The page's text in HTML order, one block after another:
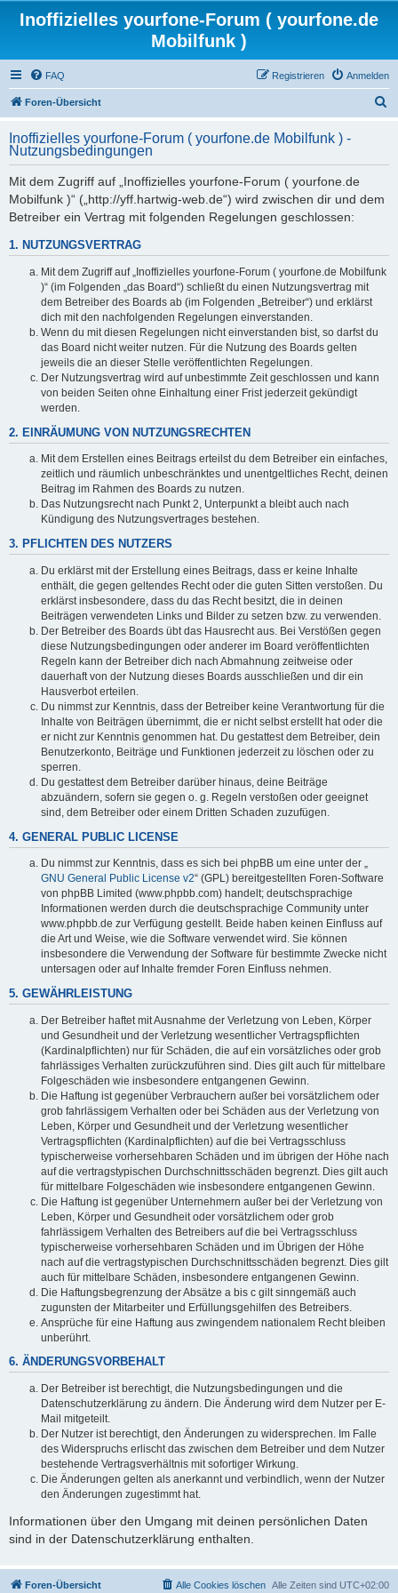
Inoffizielles yourfone-Forum ( yourfone.de
Mobilfunk )
FAQ Anmelden
Registrieren
Foren-Übersicht
h
Inoffizielles yourfone-Forum ( yourfone.de Mobilfunk ) -
Nutzungsbedingungen
Mit dem Zugriff auf „Inoffizielles yourfone-Forum ( yourfone.de
Mobilfunk )“ („http://yff.hartwig-web.de“) wird zwischen dir und dem
Betreiber ein Vertrag mit folgenden Regelungen geschlossen:
1. NUTZUNGSVERTRAG
Mit dem Zugriff auf „Inoffizielles yourfone-Forum ( yourfone.de Mobilfunk
)“ (im Folgenden „das Board“) schließt du einen Nutzungsvertrag mit
dem Betreiber des Boards ab (im Folgenden „Betreiber“) und erklärst
dich mit den nachfolgenden Regelungen einverstanden.
Wenn du mit diesen Regelungen nicht einverstanden bist, so darfst du
das Board nicht weiter nutzen. Für die Nutzung des Boards gelten
jeweils die an dieser Stelle veröffentlichten Regelungen.
Der Nutzungsvertrag wird auf unbestimmte Zeit geschlossen und kann
von beiden Seiten ohne Einhaltung einer Frist jederzeit gekündigt
werden.
2. EINRÄUMUNG VON NUTZUNGSRECHTEN
Mit dem Erstellen eines Beitrags erteilst du dem Betreiber ein einfaches,
zeitlich und räumlich unbeschränktes und unentgeltliches Recht, deinen
Beitrag im Rahmen des Boards zu nutzen.
Das Nutzungsrecht nach Punkt 2, Unterpunkt a bleibt auch nach
Kündigung des Nutzungsvertrages bestehen.
3. PFLICHTEN DES NUTZERS
Du erklärst mit der Erstellung eines Beitrags, dass er keine Inhalte
enthält, die gegen geltendes Recht oder die guten Sitten verstoßen. Du
erklärst insbesondere, dass du das Recht besitzt, die in deinen
Beiträgen verwendeten Links und Bilder zu setzen bzw. zu verwenden.
Der Betreiber des Boards übt das Hausrecht aus. Bei Verstößen gegen
diese Nutzungsbedingungen oder anderer im Board veröffentlichten
Regeln kann der Betreiber dich nach Abmahnung zeitweise oder
dauerhaft von der Nutzung dieses Boards ausschließen und dir ein
Hausverbot erteilen.
Du nimmst zur Kenntnis, dass der Betreiber keine Verantwortung für die
Inhalte von Beiträgen übernimmt, die er nicht selbst erstellt hat oder die
er nicht zur Kenntnis genommen hat. Du gestattest dem Betreiber, dein
Benutzerkonto, Beiträge und Funktionen jederzeit zu löschen oder zu
sperren.
Du gestattest dem Betreiber darüber hinaus, deine Beiträge
abzuändern, sofern sie gegen o. g. Regeln verstoßen oder geeignet
sind, dem Betreiber oder einem Dritten Schaden zuzufügen.
4. GENERAL PUBLIC LICENSE
Du nimmst zur Kenntnis, dass es sich bei phpBB um eine unter der „
GNU General Public License v2“ (GPL) bereitgestellten Foren-Software
von phpBB Limited (www.phpbb.com) handelt; deutschsprachige
Informationen werden durch die deutschsprachige Community unter
www.phpbb.de zur Verfügung gestellt. Beide haben keinen Einfluss auf
die Art und Weise, wie die Software verwendet wird. Sie können
insbesondere die Verwendung der Software für bestimmte Zwecke nicht
untersagen oder auf Inhalte fremder Foren Einfluss nehmen.
5. GEWÄHRLEISTUNG
Der Betreiber haftet mit Ausnahme der Verletzung von Leben, Körper
und Gesundheit und der Verletzung wesentlicher Vertragspflichten
(Kardinalpflichten) nur für Schäden, die auf ein vorsätzliches oder grob
fahrlässiges Verhalten zurückzuführen sind. Dies gilt auch für mittelbare
Folgeschäden wie insbesondere entgangenen Gewinn.
Die Haftung ist gegenüber Verbrauchern außer bei vorsätzlichem oder
grob fahrlässigem Verhalten oder bei Schäden aus der Verletzung von
Leben, Körper und Gesundheit und der Verletzung wesentlicher
Vertragspflichten (Kardinalpflichten) auf die bei Vertragsschluss
typischerweise vorhersehbaren Schäden und im übrigen der Höhe nach
auf die vertragstypischen Durchschnittsschäden begrenzt. Dies gilt auch
für mittelbare Folgeschäden wie insbesondere entgangenen Gewinn.
Die Haftung ist gegenüber Unternehmern außer bei der Verletzung von
Leben, Körper und Gesundheit oder vorsätzlichem oder grob
fahrlässigem Verhalten des Betreibers auf die bei Vertragsschluss
typischerweise vorhersehbaren Schäden und im Übrigen der Höhe
nach auf die vertragstypischen Durchschnittsschäden begrenzt. Dies gilt
auch für mittelbare Schäden, insbesondere entgangenen Gewinn.
Die Haftungsbegrenzung der Absätze a bis c gilt sinngemäß auch
zugunsten der Mitarbeiter und Erfüllungsgehilfen des Betreibers.
Ansprüche für eine Haftung aus zwingendem nationalem Recht bleiben
unberührt.
6. ÄNDERUNGSVORBEHALT
Der Betreiber ist berechtigt, die Nutzungsbedingungen und die
Datenschutzerklärung zu ändern. Die Änderung wird dem Nutzer per E-
Mail mitgeteilt.
Der Nutzer ist berechtigt, den Änderungen zu widersprechen. Im Falle
des Widerspruchs erlischt das zwischen dem Betreiber und dem Nutzer
bestehende Vertragsverhältnis mit sofortiger Wirkung.
Die Änderungen gelten als anerkannt und verbindlich, wenn der Nutzer
den Änderungen zugestimmt hat.
Informationen über den Umgang mit deinen persönlichen Daten
sind in der Datenschutzerklärung enthalten.
Foren-Übersicht Alle Zeiten sind UTC+02:00
Alle Cookies löschen